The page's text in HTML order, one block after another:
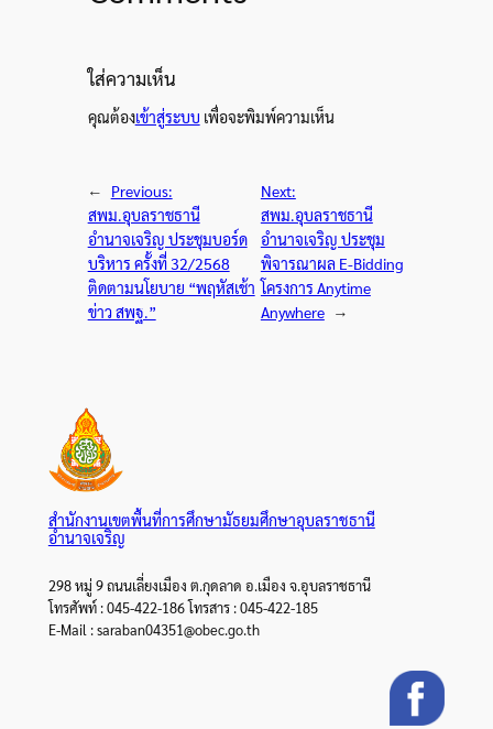
ใส่ความเห็น
คุณต้องเข้าสู่ระบบ เพื่อจะพิมพ์ความเห็น
←
Previous:
สพม.อุบลราชธานี
อำนาจเจริญ ประชุมบอร์ด
บริหาร ครั้งที่ 32/2568
ติดตามนโยบาย “พฤหัสเช้า
ข่าว สพฐ.”
Next:
สพม.อุบลราชธานี
อำนาจเจริญ ประชุม
พิจารณาผล E-Bidding
โครงการ Anytime
Anywhere →
สำนักงานเขตพื้นที่การศึกษามัธยมศึกษาอุบลราชธานี
อำนาจเจริญ
298 หมู่ 9 ถนนเลี่ยงเมือง ต.กุดลาด อ.เมือง จ.อุบลราชธานี
โทรศัพท์ : 045-422-186 โทรสาร : 045-422-185
E-Mail : saraban04351@obec.go.th